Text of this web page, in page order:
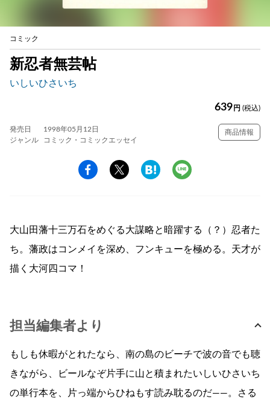
コミック
新忍者無芸帖
いしいひさいち
639 円 (税込)
発売日
1998年05月12日
ジャンル
コミック・コミックエッセイ
商品情報
大山田藩十三万石をめぐる大謀略と暗躍する（？）忍者た
ち。藩政はコンメイを深め、フンキューを極める。天才が
描く大河四コマ！
担当編集者より
もしも休暇がとれたなら、南の島のビーチで波の音でも聴
きながら、ビールなぞ片手に山と積まれたいしいひさいち
の単行本を、片っ端からひねもす読み耽るのだ——。さる